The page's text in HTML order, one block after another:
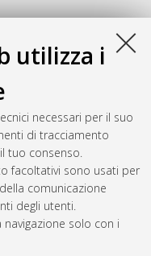
utilizza i
necessari per il suo
di tracciamento
tuo consenso.
facoltativi sono usati per
comunicazione
degli utenti.
solo con i